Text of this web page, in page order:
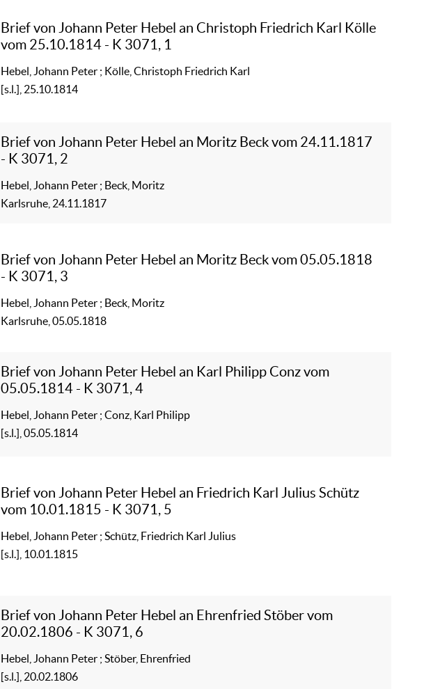
Brief von Johann Peter Hebel an Christoph Friedrich Karl Kölle
vom 25.10.1814 - K 3071, 1
Hebel, Johann Peter ; Kölle, Christoph Friedrich Karl
[s.l.], 25.10.1814
Brief von Johann Peter Hebel an Moritz Beck vom 24.11.1817
- K 3071, 2
Hebel, Johann Peter ; Beck, Moritz
Karlsruhe, 24.11.1817
Brief von Johann Peter Hebel an Moritz Beck vom 05.05.1818
- K 3071, 3
Hebel, Johann Peter ; Beck, Moritz
Karlsruhe, 05.05.1818
Brief von Johann Peter Hebel an Karl Philipp Conz vom
05.05.1814 - K 3071, 4
Hebel, Johann Peter ;Conz, Karl Philipp
[s.l.], 05.05.1814
Brief von Johann Peter Hebel an Friedrich Karl Julius Schütz
vom 10.01.1815 - K 3071, 5
Hebel, Johann Peter ; Schütz, Friedrich Karl Julius
[s.l.], 10.01.1815
Brief von Johann Peter Hebel an Ehrenfried Stöber vom
20.02.1806 - K 3071, 6
Hebel, Johann Peter ; Stöber, Ehrenfried
[s.l.], 20.02.1806